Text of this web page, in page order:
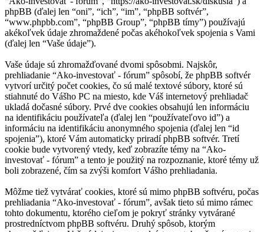
phpBB (ďalej len “oni”, “ich”, “im”, “phpBB softvér”,
“www.phpbb.com”, “phpBB Group”, “phpBB tímy”) používajú
akékoľvek údaje zhromaždené počas akéhokoľvek spojenia s Vami
(ďalej len “Vaše údaje”).
Vaše údaje sú zhromažďované dvomi spôsobmi. Najskôr,
prehliadanie “Ako-investovať - fórum” spôsobí, že phpBB softvér
vytvorí určitý počet cookies, čo sú malé textové súbory, ktoré sú
stiahnuté do Vášho PC na miesto, kde Váš internetový prehliadač
ukladá dočasné súbory. Prvé dve cookies obsahujú len informáciu
na identifikáciu používateľa (ďalej len “používateľovo id”) a
informáciu na identifikáciu anonymného spojenia (ďalej len “id
spojenia”), ktoré Vám automaticky priradí phpBB softvér. Tretí
cookie bude vytvorený vtedy, keď zobrazíte témy na “Ako-
investovať - fórum” a tento je použitý na rozpoznanie, ktoré témy už
boli zobrazené, čím sa zvýši komfort Vášho prehliadania.
Môžme tiež vytvárať cookies, ktoré sú mimo phpBB softvéru, počas
prehliadania “Ako-investovať - fórum”, avšak tieto sú mimo rámec
tohto dokumentu, ktorého cieľom je pokryť stránky vytvárané
prostredníctvom phpBB softvéru. Druhý spôsob, ktorým